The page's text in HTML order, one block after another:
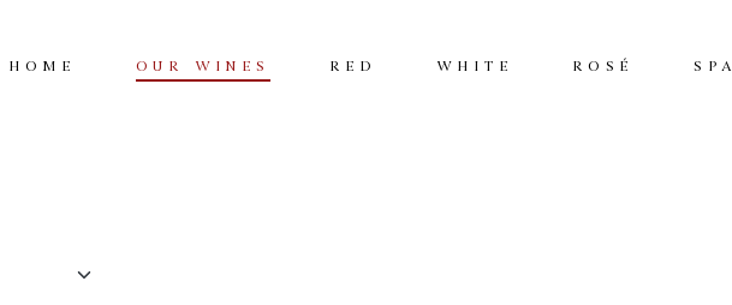
HOME OUR WINES RED WHITE ROSÉ